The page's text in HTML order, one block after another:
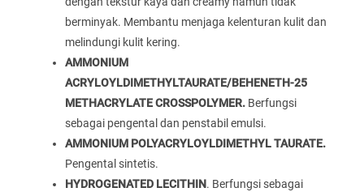
berminyak. Membantu menjaga kelenturan kulit dan
melindungi kulit kering.
AMMONIUM
ACRYLOYLDIMETHYLTAURATE/BEHENETH-25
METHACRYLATE CROSSPOLYMER. Berfungsi
sebagai pengental dan penstabil emulsi.
AMMONIUM POLYACRYLOYLDIMETHYL TAURATE.
Pengental sintetis.
HYDROGENATED LECITHIN. Berfungsi sebagai